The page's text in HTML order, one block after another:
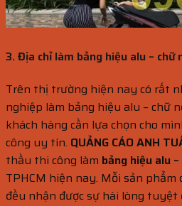
3. Địa chỉ làm bảng hiệu alu –
Trên thị trường hiện nay có rất
nghiệp làm bảng hiệu alu – chữ
khách hàng cần lựa chọn cho
công uy tín. QUẢNG CÁO ANH
thầu thi công làm bảng hiệu alu
TPHCM hiện nay. Mỗi sản phẩm
đều nhận được sự hài lòng tuyệt